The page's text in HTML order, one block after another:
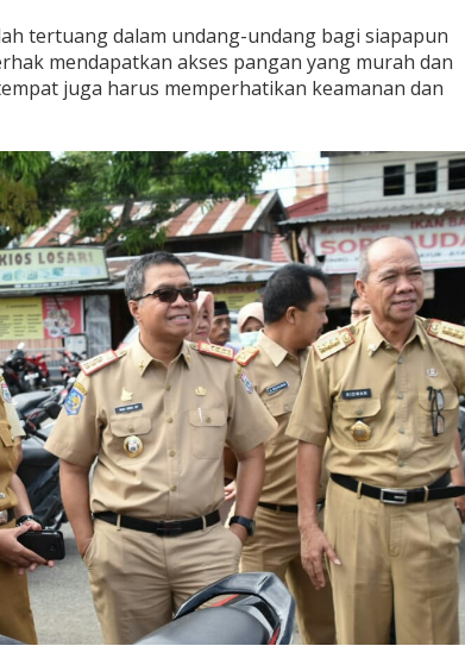
tertuang dalam undang-undang bagi siapapun
mendapatkan akses pangan yang murah dan
juga harus memperhatikan keamanan dan